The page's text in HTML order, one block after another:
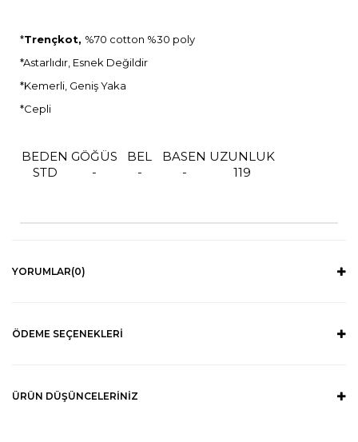
*Trençkot, %70 cotton %30 poly
*Astarlıdır, Esnek Değildir
*Kemerli, Geniş Yaka
*Cepli
BEDEN GÖĞÜS BEL BASEN UZUNLUK
STD
- - - 119
YORUMLAR(0)
ÖDEME SEÇENEKLERI
ÜRÜN DÜŞÜNCELERINIZ